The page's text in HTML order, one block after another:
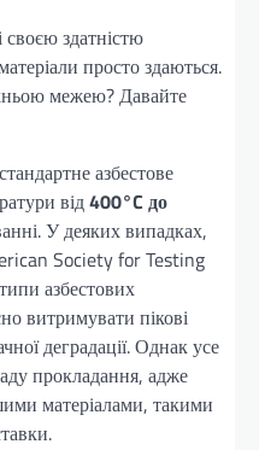
своєю здатністю
просто здаються.
межею? Давайте
азбестове
від400°C до
У деяких випадках,
Society for Testing
азбестових
витримувати пікові
деградації. Однак усе
прокладання, адже
матеріалами, такими